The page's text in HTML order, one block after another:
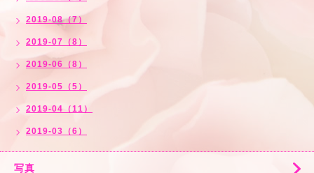
2019-08（7）
2019-07（8）
2019-06（8）
2019-05（5）
2019-04（11）
2019-03（6）
写真